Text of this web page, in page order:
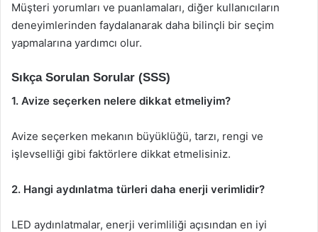
Müşteri yorumları ve puanlamaları, diğer kullanıcıların
deneyimlerinden faydalanarak daha bilinçli bir seçim
yapmalarına yardımcı olur.
Sıkça Sorulan Sorular (SSS)
1. Avize seçerken nelere dikkat etmeliyim?
Avize seçerken mekanın büyüklüğü, tarzı, rengi ve
işlevselliği gibi faktörlere dikkat etmelisiniz.
2. Hangi aydınlatma türleri daha enerji verimlidir?
LED aydınlatmalar, enerji verimliliği açısından en iyi